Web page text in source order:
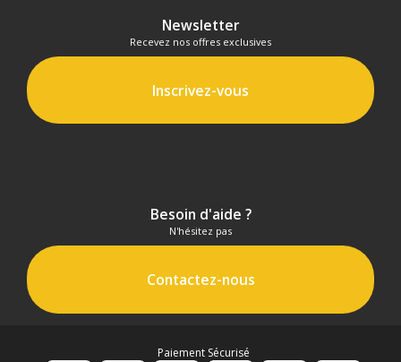
Newsletter
Recevez nos offres exclusives
Inscrivez-vous
Besoin d'aide ?
N'hésitez pas
Contactez-nous
Paiement Sécurisé